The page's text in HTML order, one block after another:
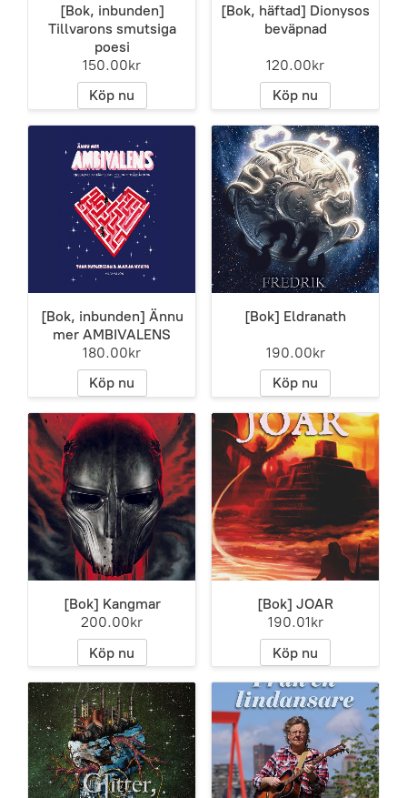
[Bok, inbunden]
Tillvarons smutsiga
poesi
150.00kr
Köp nu
[Bok, häftad] Dionysos
beväpnad
120.00kr
Köp nu
[Bok, inbunden] Ännu
mer AMBIVALENS
180.00kr
Köp nu
[Bok] Eldranath
190.00kr
Köp nu
[Bok] Kangmar
200.00kr
Köp nu
[Bok] JOAR
190.01kr
Köp nu